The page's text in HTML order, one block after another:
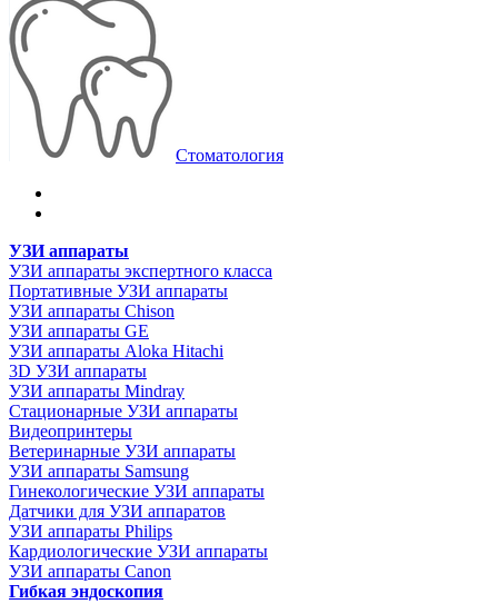
Стоматология
УЗИ аппараты
УЗИ аппараты экспертного класса
Портативные УЗИ аппараты
УЗИ аппараты Chison
УЗИ аппараты GE
УЗИ аппараты Aloka Hitachi
3D УЗИ аппараты
УЗИ аппараты Mindray
Стационарные УЗИ аппараты
Видеопринтеры
Ветеринарные УЗИ аппараты
УЗИ аппараты Samsung
Гинекологические УЗИ аппараты
Датчики для УЗИ аппаратов
УЗИ аппараты Philips
Кардиологические УЗИ аппараты
УЗИ аппараты Canon
Гибкая эндоскопия